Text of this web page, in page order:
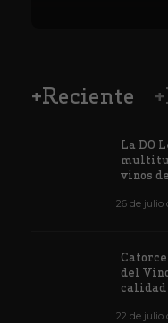
+Reciente
La DO
vinos
26 de julio
del
calidad
22 de julio